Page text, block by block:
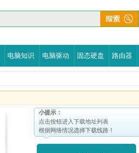
电脑知识 电脑驱动 固态硬盘 路由器
小提示：
点击按钮进入下载地址列表
根据网络情况选择下载线路！